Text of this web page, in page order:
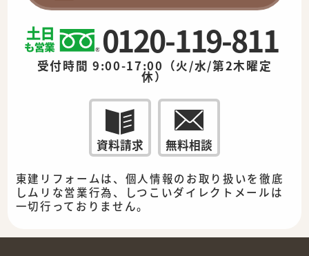
0120-119-811
受付時間 9:00-17:00（火/水/第2木曜定
休）
資料請求 無料相談
東建リフォームは、個人情報のお取り扱いを徹底
しムリな営業行為、しつこいダイレクトメールは
一切行っておりません。